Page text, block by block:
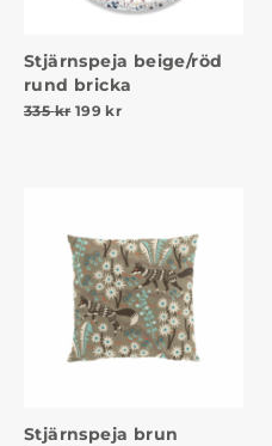
Stjärnspeja beige/röd
rund bricka
335kr Det ursprungliga priset
199 krDet nuvarande
Stjärnspeja brun